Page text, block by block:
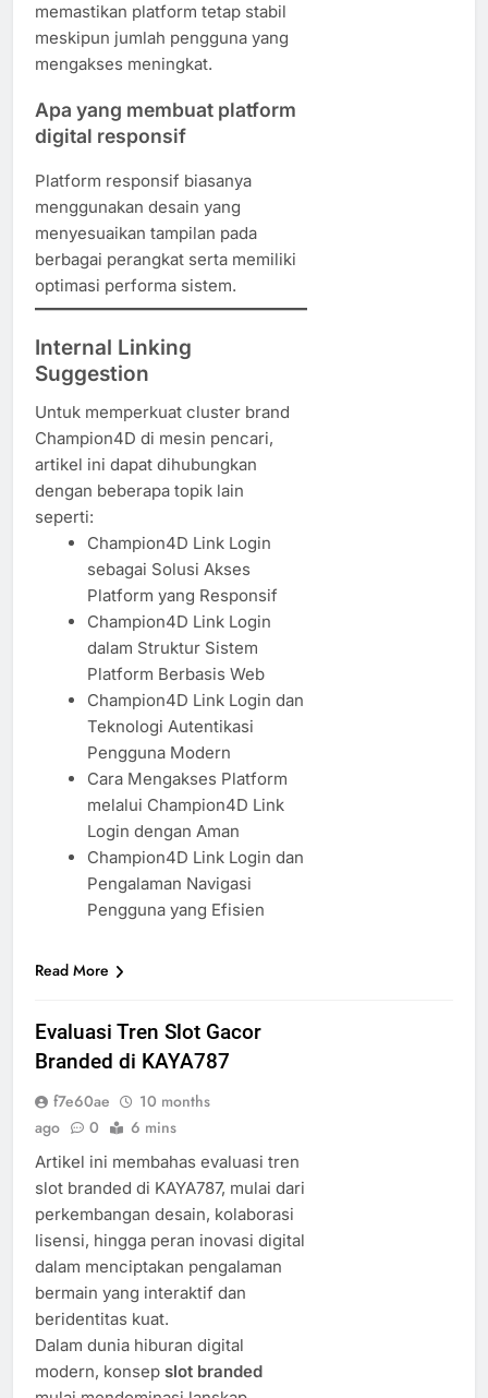
memastikan platform tetap stabil
meskipun jumlah pengguna yang
mengakses meningkat.
Apa yang membuat platform
digital responsif
Platform responsif biasanya
menggunakan desain yang
menyesuaikan tampilan pada
berbagai perangkat serta memiliki
optimasi performa sistem.
Internal Linking
Suggestion
Untuk memperkuat cluster brand
Champion4D di mesin pencari,
artikel ini dapat dihubungkan
dengan beberapa topik lain
seperti:
Champion4D Link Login
sebagai Solusi Akses
Platform yang Responsif
Champion4D Link Login
dalam Struktur Sistem
Platform Berbasis Web
Champion4D Link Login dan
Teknologi Autentikasi
Pengguna Modern
Cara Mengakses Platform
melalui Champion4D Link
Login dengan Aman
Champion4D Link Login dan
Pengalaman Navigasi
Pengguna yang Efisien
Read More
Evaluasi Tren Slot Gacor
Branded di KAYA787
f7e60ae
10 months
ago
0 6 mins
Artikel ini membahas evaluasi tren
slot branded di KAYA787, mulai dari
perkembangan desain, kolaborasi
lisensi, hingga peran inovasi digital
dalam menciptakan pengalaman
bermain yang interaktif dan
beridentitas kuat.
Dalam dunia hiburan digital
modern, konsep slot branded